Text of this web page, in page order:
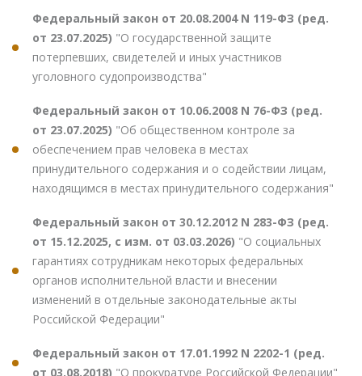
Федеральный закон от 20.08.2004 N 119-ФЗ (ред.
от 23.07.2025) "О государственной защите
потерпевших, свидетелей и иных участников
уголовного судопроизводства"
Федеральный закон от 10.06.2008 N 76-ФЗ (ред.
от 23.07.2025) "Об общественном контроле за
обеспечением прав человека в местах
принудительного содержания и о содействии лицам,
находящимся в местах принудительного содержания"
Федеральный закон от 30.12.2012 N 283-ФЗ (ред.
от 15.12.2025, с изм. от 03.03.2026) "О социальных
гарантиях сотрудникам некоторых федеральных
органов исполнительной власти и внесении
изменений в отдельные законодательные акты
Российской Федерации"
Федеральный закон от 17.01.1992 N 2202-1 (ред.
от 03.08.2018) "О прокуратуре Российской Федерации"